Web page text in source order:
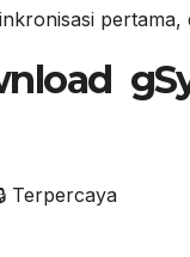
Terpercaya